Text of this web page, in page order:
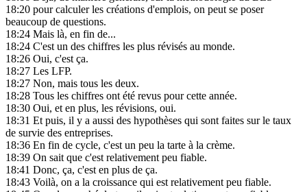
18:20 pour calculer les créations d'emplois, on peut se poser
beaucoup de questions.
18:24 Mais là, en fin de...
18:24 C'est un des chiffres les plus révisés au monde.
18:26 Oui, c'est ça.
18:27 Les LFP.
18:27 Non, mais tous les deux.
18:28 Tous les chiffres ont été revus pour cette année.
18:30 Oui, et en plus, les révisions, oui.
18:31 Et puis, il y a aussi des hypothèses qui sont faites sur le taux
de survie des entreprises.
18:36 En fin de cycle, c'est un peu la tarte à la crème.
18:39 On sait que c'est relativement peu fiable.
18:41 Donc, ça, c'est en plus de ça.
18:43 Voilà, on a la croissance qui est relativement peu fiable.